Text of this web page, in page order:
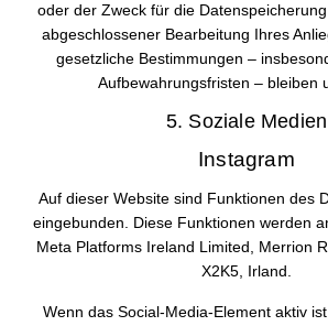
oder der Zweck für die
abgeschlossener Bearbeitung Ihres
gesetzliche Bestimmungen –
Aufbewahrungsfristen – bleiben
5. Soziale Medien
Instagram
Auf dieser Website sind Funktionen des
eingebunden. Diese Funktionen werden
Meta Platforms Ireland Limited, Merrion
X2K5, Irland.
Wenn das Social-Media-Element aktiv